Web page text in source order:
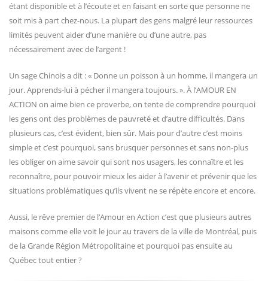
étant disponible et à l’écoute et en faisant en sorte que personne ne
soit mis à part chez-nous. La plupart des gens malgré leur ressources
limités peuvent aider d’une manière ou d’une autre, pas
nécessairement avec de l’argent !
Un sage Chinois a dit : « Donne un poisson à un homme, il mangera un
jour. Apprends-lui à pécher il mangera toujours. ». À l’AMOUR EN
ACTION on aime bien ce proverbe, on tente de comprendre pourquoi
les gens ont des problèmes de pauvreté et d’autre difficultés. Dans
plusieurs cas, c’est évident, bien sûr. Mais pour d’autre c’est moins
simple et c’est pourquoi, sans brusquer personnes et sans non-plus
les obliger on aime savoir qui sont nos usagers, les connaître et les
reconnaître, pour pouvoir mieux les aider à l’avenir et prévenir que les
situations problématiques qu’ils vivent ne se répète encore et encore.
Aussi, le rêve premier de l’Amour en Action c’est que plusieurs autres
maisons comme elle voit le jour au travers de la ville de Montréal, puis
de la Grande Région Métropolitaine et pourquoi pas ensuite au
Québec tout entier ?